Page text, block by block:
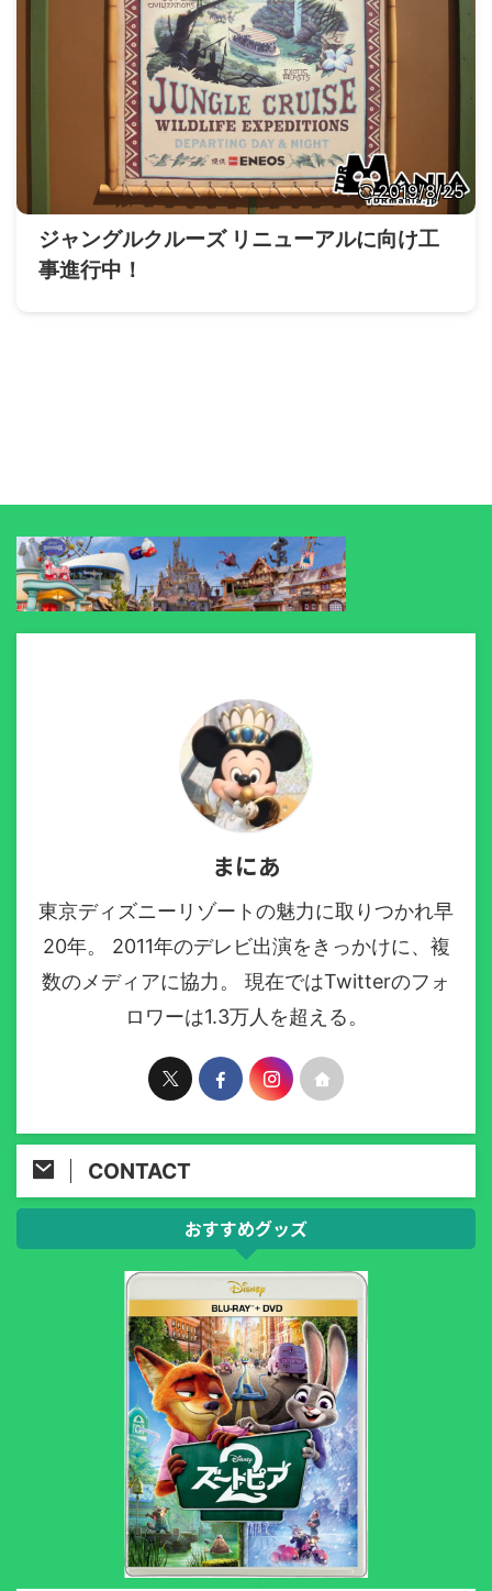
2019/8/25
ジャングルクルーズ リニューアルに向け工
事進行中！
まにあ
東京ディズニーリゾートの魅力に取りつかれ早
20年。 2011年のデレビ出演をきっかけに、複
数のメディアに協力。 現在ではTwitterのフォ
ロワーは1.3万人を超える。
CONTACT
おすすめグッズ